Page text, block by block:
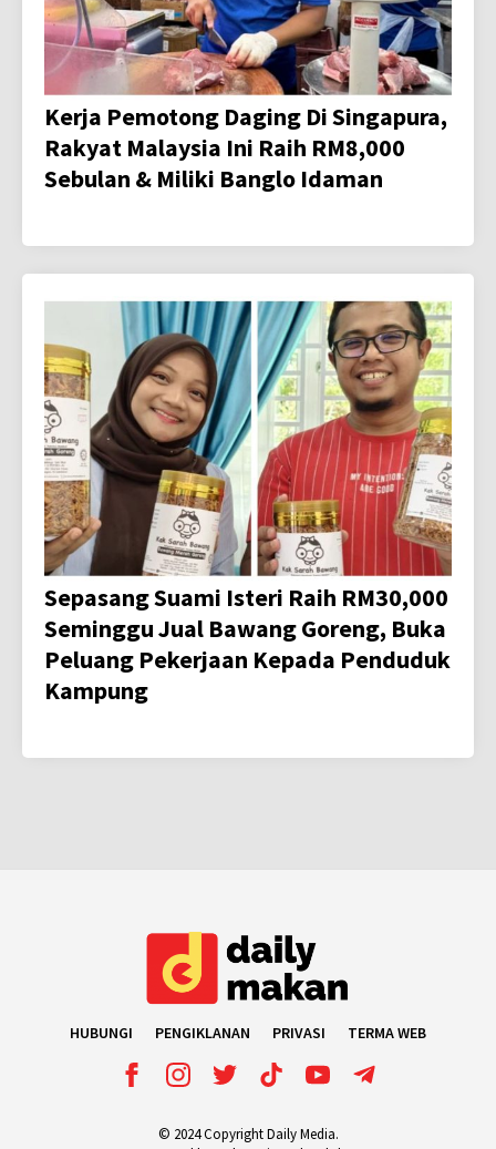
Kerja Pemotong Daging Di Singapura,
Rakyat Malaysia Ini Raih RM8,000
Sebulan & Miliki Banglo Idaman
Sepasang Suami Isteri Raih RM30,000
Seminggu Jual Bawang Goreng, Buka
Peluang Pekerjaan Kepada Penduduk
Kampung
HUBUNGI PENGIKLANAN PRIVASI TERMA WEB
© 2024 Copyright Daily Media.